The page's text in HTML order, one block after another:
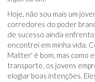
Hoje, não sou mais um
corredores do poder
de sucesso ainda
encontrei em minha vida.
Matter' é bom, mas como
transporte, os jovens
elogiar boas intenções.